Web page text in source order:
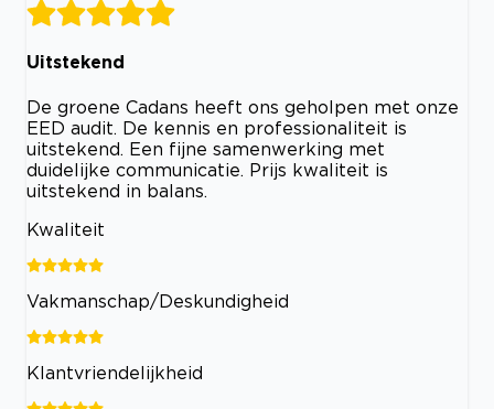
Uitstekend
De groene Cadans heeft ons geholpen met onze
EED audit. De kennis en professionaliteit is
uitstekend. Een fijne samenwerking met
duidelijke communicatie. Prijs kwaliteit is
uitstekend in balans.
Kwaliteit
Vakmanschap/Deskundigheid
Klantvriendelijkheid